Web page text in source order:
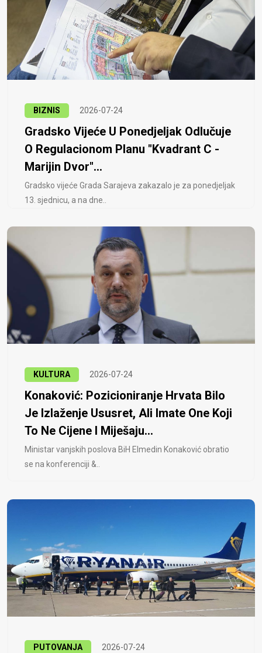
BIZNIS 2026-07-24
Gradsko Vijeće U Ponedjeljak Odlučuje
O Regulacionom Planu "Kvadrant C -
Marijin Dvor"...
Gradsko vijeće Grada Sarajeva zakazalo je za ponedjeljak
13. sjednicu, a na dne..
KULTURA 2026-07-24
Konaković: Pozicioniranje Hrvata Bilo
Je Izlaženje Ususret, Ali Imate One Koji
To Ne Cijene I Miješaju...
Ministar vanjskih poslova BiH Elmedin Konaković obratio
se na konferenciji &..
PUTOVANJA 2026-07-24